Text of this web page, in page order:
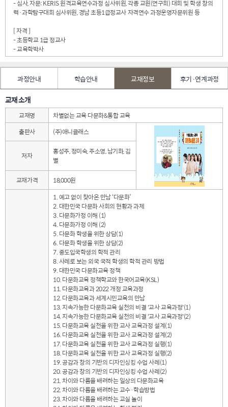
- 심사, 자문: KERIS 원격교육연수과정 심사위원, 각종 교원(연구회) 대회 및 학생 창의
력·과학탐구대회 심사위원, 경남 초등1급정교사 자격연수 과정운영자문위원 등
[ 자격 ]
- 초등학교 1급 정교사
- 교육학박사
과정안내 학습안내 교재정보 후기·연계과정
교재 소개
교재명
차별없는 교육 다문화&통합 교육
출판사
(주)애니클래스
저자
홍성주, 정미숙, 주소영, 남기화, 김
별
교재가격
18,000원
1. 예고 없이 찾아온 만남 ‘다문화’
2. 대한민국 다문화 사회의 현황과 과제
3. 다문화가정 이해 (1)
4. 다문화가정 이해 (2)
5. 다문화 학생을 위한 상담(1)
6. 다문화 학생을 위한 상담(2)
7. 중도입국학생의 학적 관리
8. 사례로 보는 외국 국적 학생의 학적 관리 방법
9. 대한민국 다문화교육 정책
10. 다문화교육 정책학교와 한국어교육(KSL)
11. 다문화교육과 2022 개정 교육과정
12. 다문화교육과 세계시민교육의 만남
13. 지속가능한 다문화교육 실천의 비결 '교사 교육과정'(1)
14. 지속가능한 다문화교육 실천의 비결 '교사 교육과정'(2)
15. 다문화교육 실천을 위한 교사 교육과정 설계(1)
16. 다문화교육 실천을 위한 교사 교육과정 설계(2)
17. 다문화교육 실천을 위한 교사 교육과정 실행(1)
18. 다문화교육 실천을 위한 교사 교육과정 실행(2)
19. 공감과 창의 기반의 디자인싱킹 수업 사례(1)
20. 공감과 창의 기반의 디자인싱킹 수업 사례(2)
21. 차이와 다름을 배려하는 일상의 다문화교육
22. 차이와 다름을 배려하는 교수·학습방법
23. 차이와 다름을 배려하는 교실 놀이